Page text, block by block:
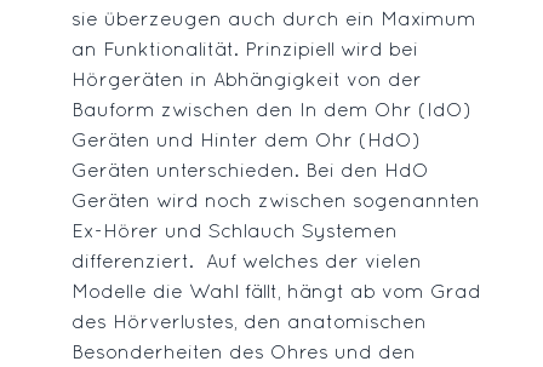
sie überzeugen auch durch ein Maximum
an Funktionalität. Prinzipiell wird bei
Hörgeräten in Abhängigkeit von der
Bauform zwischen den In dem Ohr (IdO)
Geräten und Hinter dem Ohr (HdO)
Geräten unterschieden. Bei den HdO
Geräten wird noch zwischen sogenannten
Ex-Hörer und Schlauch Systemen
differenziert. Auf welches der vielen
Modelle die Wahl fällt, hängt ab vom Grad
des Hörverlustes, den anatomischen
Besonderheiten des Ohres und den
Kundenberatung bei
Hörakustik Hierl
Kundenberatung bei Hörakustik Hierl
Hörtest bei
Hörtest bei